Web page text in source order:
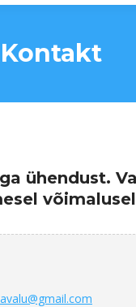
Kontakt
ühendust.